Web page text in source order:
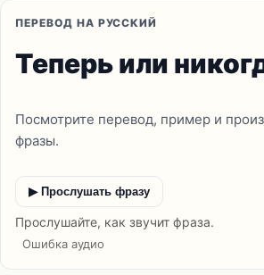
ПЕРЕВОД НА РУССКИЙ
Теперь или
Посмотрите перевод, пример и
фразы.
▶ Прослушать фразу
Прослушайте, как звучит фраза.
Ошибка аудио